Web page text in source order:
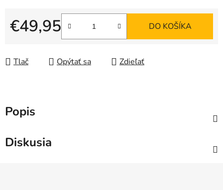
€49,95
Jednotková cena:
DO KOŠÍKA
Tlač Opýtať sa Zdieľať
Popis
Diskusia